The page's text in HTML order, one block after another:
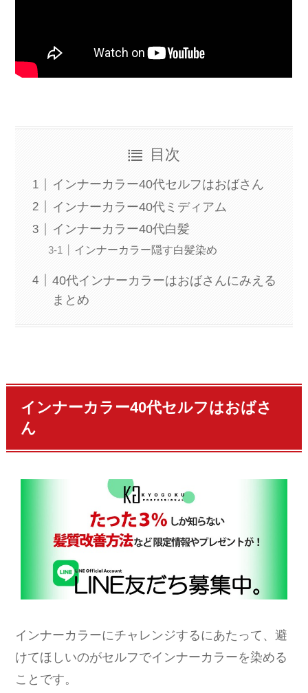
目次
インナーカラー40代セルフはおばさん
インナーカラー40代ミディアム
インナーカラー40代白髪
インナーカラー隠す白髪染め
40代インナーカラーはおばさんにみえる
まとめ
インナーカラー40代セルフはおばさ
ん
インナーカラーにチャレンジするにあたって、避
けてほしいのがセルフでインナーカラーを染める
ことです。